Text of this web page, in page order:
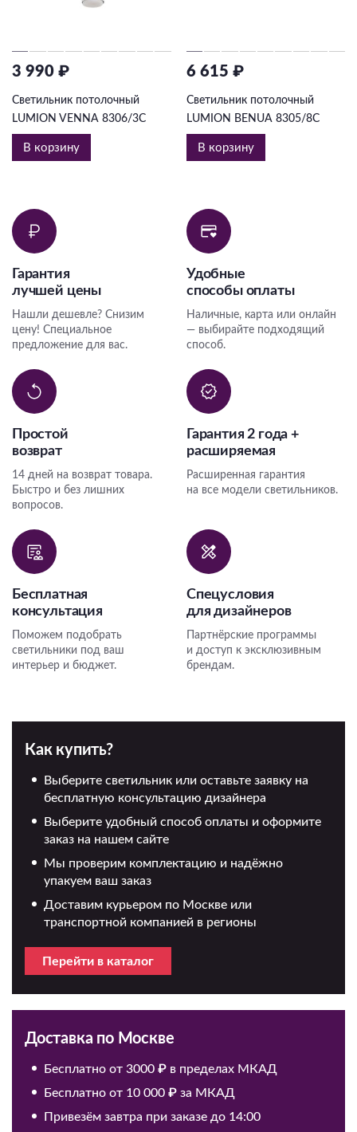
3 990 ₽
Светильник потолочный
LUMION VENNA 8306/3C
В корзину
6 615 ₽
Светильник потолочный
LUMION BENUA 8305/8C
В корзину
Гарантия
лучшей цены
Нашли дешевле? Снизим
цену! Специальное
предложение для вас.
Удобные
способы оплаты
Наличные, карта или онлайн
— выбирайте подходящий
способ.
Простой
возврат
14 дней на возврат товара.
Быстро и без лишних
вопросов.
Гарантия 2 года +
расширяемая
Расширенная гарантия
на все модели светильников.
Бесплатная
консультация
Поможем подобрать
светильники под ваш
интерьер и бюджет.
Спецусловия
для дизайнеров
Партнёрские программы
и доступ к эксклюзивным
брендам.
Как купить?
Выберите светильник или оставьте заявку на
бесплатную консультацию дизайнера
Выберите удобный способ оплаты и оформите
заказ на нашем сайте
Мы проверим комплектацию и надёжно
упакуем ваш заказ
Доставим курьером по Москве или
транспортной компанией в регионы
Перейти в каталог
Доставка по Москве
Бесплатно от 3000 ₽ в пределах МКАД
Бесплатно от 10 000 ₽ за МКАД
Привезём завтра при заказе до 14:00